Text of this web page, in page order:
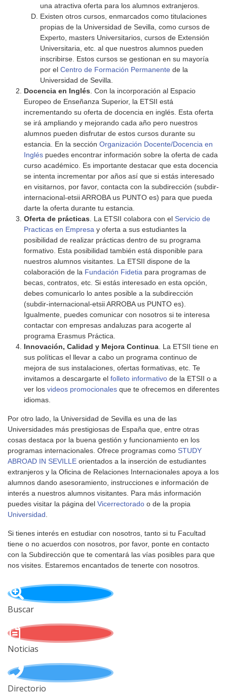
una atractiva oferta para los alumnos extranjeros.
Existen otros cursos, enmarcados como titulaciones
propias de la Universidad de Sevilla, como cursos de
Experto, masters Universitarios, cursos de Extensión
Universitaria, etc. al que nuestros alumnos pueden
inscribirse. Estos cursos se gestionan en su mayoría
por el Centro de Formación Permanente de la
Universidad de Sevilla.
Docencia en Inglés. Con la incorporación al Espacio
Europeo de Enseñanza Superior, la ETSII está
incrementando su oferta de docencia en inglés. Esta oferta
se irá ampliando y mejorando cada año pero nuestros
alumnos pueden disfrutar de estos cursos durante su
estancia. En la sección Organización Docente/Docencia en
Inglés puedes encontrar información sobre la oferta de cada
curso académico. Es importante destacar que esta docencia
se intenta incrementar por años así que si estás interesado
en visitarnos, por favor, contacta con la subdirección (subdir-
internacional-etsii ARROBA us PUNTO es) para que pueda
darte la oferta durante tu estancia.
Oferta de prácticas. La ETSII colabora con el Servicio de
Practicas en Empresa y oferta a sus estudiantes la
posibilidad de realizar prácticas dentro de su programa
formativo. Esta posibilidad también está disponible para
nuestros alumnos visitantes. La ETSII dispone de la
colaboración de la Fundación Fidetia para programas de
becas, contratos, etc. Si estás interesado en esta opción,
debes comunicarlo lo antes posible a la subdirección
(subdir-internacional-etsii ARROBA us PUNTO es).
Igualmente, puedes comunicar con nosotros si te interesa
contactar con empresas andaluzas para acogerte al
programa Erasmus Práctica.
Innovación, Calidad y Mejora Continua. La ETSII tiene en
sus políticas el llevar a cabo un programa continuo de
mejora de sus instalaciones, ofertas formativas, etc. Te
invitamos a descargarte el folleto informativo de la ETSII o a
ver los videos promocionales que te ofrecemos en diferentes
idiomas.
Por otro lado, la Universidad de Sevilla es una de las
Universidades más prestigiosas de España que, entre otras
cosas destaca por la buena gestión y funcionamiento en los
programas internacionales. Ofrece programas como STUDY
ABROAD IN SEVILLE orientados a la inserción de estudiantes
extranjeros y la Oficina de Relaciones Internacionales apoya a los
alumnos dando asesoramiento, instrucciones e información de
interés a nuestros alumnos visitantes. Para más información
puedes visitar la página del Vicerrectorado o de la propia
Universidad.
Si tienes interés en estudiar con nosotros, tanto si tu Facultad
tiene o no acuerdos con nosotros, por favor, ponte en contacto
con la Subdirección que te comentará las vías posibles para que
nos visites. Estaremos encantados de tenerte con nosotros.
Buscar
Noticias
Directorio